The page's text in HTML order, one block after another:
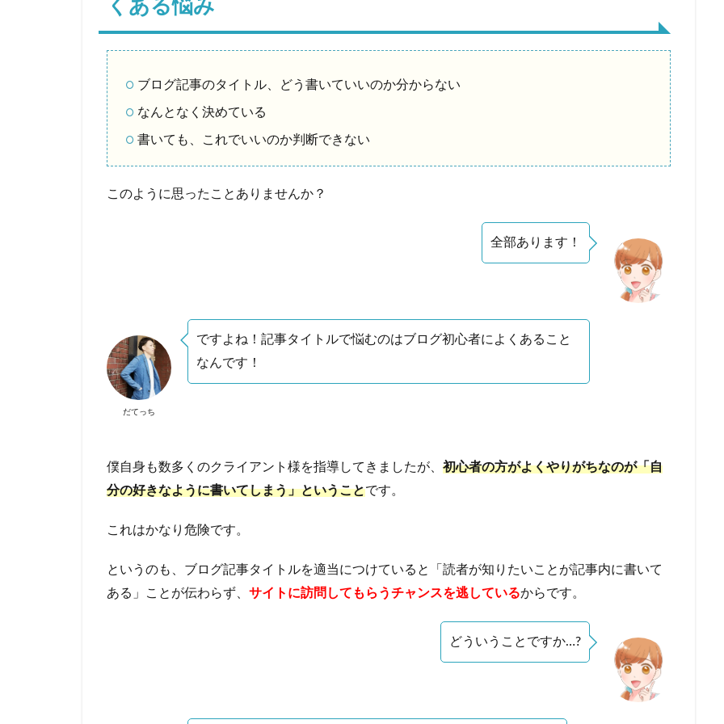
くある悩み
ブログ記事のタイトル、どう書いていいのか分からない
なんとなく決めている
書いても、これでいいのか判断できない
このように思ったことありませんか？
全部あります！
だてっち
ですよね！記事タイトルで悩むのはブログ初心者によくあること
なんです！
僕自身も数多くのクライアント様を指導してきましたが、 初心者の方がよくやりがちなのが「自
分の好きなように書いてしまう」ということです。
これはかなり危険です。
というのも、ブログ記事タイトルを適当につけていると「読者が知りたいことが記事内に書いて
ある」ことが伝わらず、 サイトに訪問してもらうチャンスを逃しているからです。
どういうことですか…?